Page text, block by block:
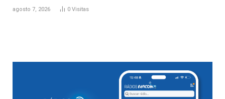
agosto 7, 2026 0 Visitas